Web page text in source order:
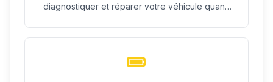
diagnostiquer et réparer votre véhicule quand